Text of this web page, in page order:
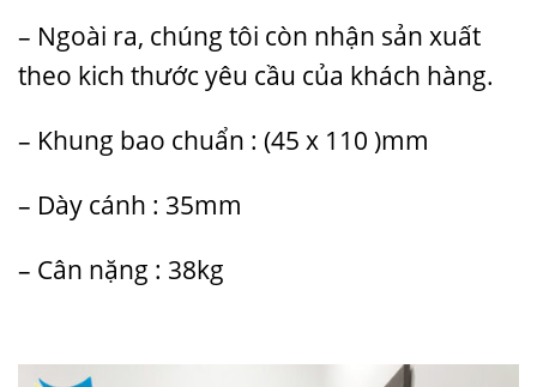
– Ngoài ra, chúng tôi còn nhận sản xuất
theo kich thước yêu cầu của khách hàng.
– Khung bao chuẩn : (45 x 110 )mm
– Dày cánh : 35mm
– Cân nặng : 38kg